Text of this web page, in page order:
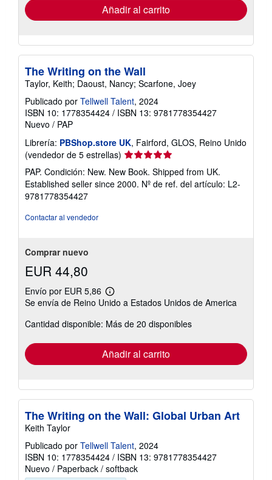
envío
Añadir al carrito
The Writing on the Wall
Taylor, Keith; Daoust, Nancy; Scarfone, Joey
Publicado por Tellwell Talent, 2024
ISBN 10: 1778354424 / ISBN 13: 9781778354427
Nuevo / PAP
Librería: PBShop.store UK, Fairford, GLOS, Reino Unido
(vendedor de 5 estrellas) Calificación
del
vendedor:
5
PAP. Condición: New. New Book. Shipped from UK.
Established seller since 2000. Nº de ref. del artículo: L2-
9781778354427
Contactar al vendedor
Comprar nuevo
EUR 44,80
Envío por EUR 5,86
Más
información
las
envío
Se envía de Reino Unido a Estados Unidos de America
Cantidad disponible: Más de 20 disponibles
Añadir al carrito
The Writing on the Wall: Global Urban Art
Keith Taylor
Publicado por Tellwell Talent, 2024
ISBN 10: 1778354424 / ISBN 13: 9781778354427
Nuevo / Paperback / softback